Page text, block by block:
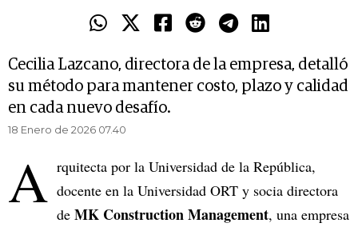
Cecilia Lazcano, directora de la empresa, detalló
su método para mantener costo, plazo y calidad
en cada nuevo desafío.
18 Enero de 2026 07.40
A rquitecta por la Universidad de la República,
docente en la Universidad ORT y socia directora
de MK Construction Management, una empresa